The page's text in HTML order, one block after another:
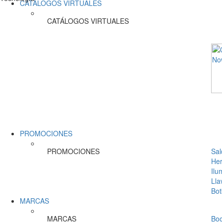
CATÁLOGOS VIRTUALES
CATÁLOGOS VIRTUALES
PROMOCIONES
PROMOCIONES
MARCAS
MARCAS